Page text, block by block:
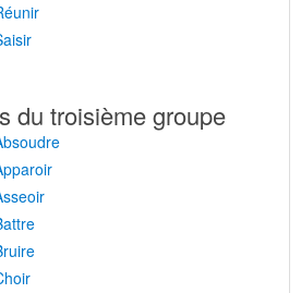
du troisième groupe